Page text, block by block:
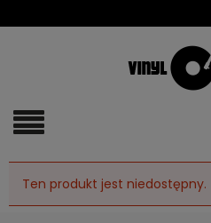
Ten produkt jest niedostępny.